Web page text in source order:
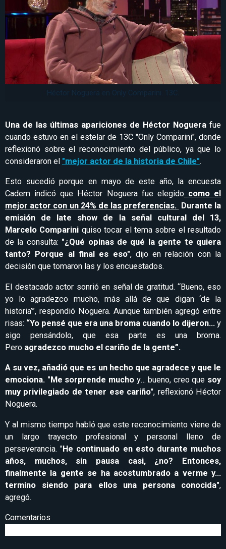
Héctor Noguera en Only Comparini. 13C.
Una de las últimas apariciones de Héctor Noguera fue
cuando estuvo en el estelar de 13C "Only Comparini", donde
reflexionó sobre el reconocimiento del público, ya que lo
consideraron el "mejor actor de la historia de Chile".
Esto sucedió porque en mayo de este año, la encuesta
Cadem indicó que Héctor Noguera fue elegidocomo el
mejor actor con un 24% de las preferencias. Durante la
emisión de late show de la señal cultural del 13,
Marcelo Comparini quiso tocar el tema sobre el resultado
de la consulta: "¿Qué opinas de qué la gente te quiera
tanto? Porque al final es eso", dijo en relación con la
decisión que tomaron las y los encuestados.
El destacado actor sonrió en señal de gratitud. “Bueno, eso
yo lo agradezco mucho, más allá de que digan ‘de la
historia’”, respondió Noguera. Aunque también agregó entre
risas: “Yo pensé que era una broma cuando lo dijeron… y
sigo pensándolo, que esa parte es una broma.
Pero agradezco mucho el cariño de la gente”.
A su vez, añadió que es un hecho que agradece y que le
emociona. "Me sorprende muchoy… bueno, creo que soy
muy privilegiado de tener ese cariño", reflexionó Héctor
Noguera.
Y al mismo tiempo habló que este reconocimiento viene de
un largo trayecto profesional y personal lleno de
perseverancia. "He continuado en esto durante muchos
años, muchos, sin pausa casi, ¿no? Entonces,
finalmente la gente se ha acostumbrado a verme y…
termino siendo para ellos una persona conocida",
agregó.
Comentarios